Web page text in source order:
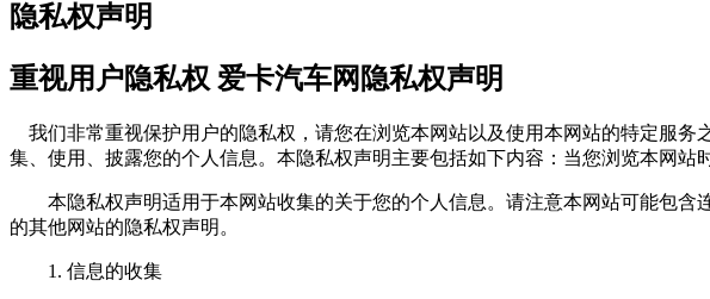
隐私权声明
重视用户隐私权 爱卡汽车网隐私权声明
我们非常重视保护用户的隐私权，请您在浏览本网站以及使用本网站的特定服
集、使用、披露您的个人信息。本隐私权声明主要包括如下内容：当您浏览本网
本隐私权声明适用于本网站收集的关于您的个人信息。请注意本网站可能包含
的其他网站的隐私权声明。
1. 信息的收集